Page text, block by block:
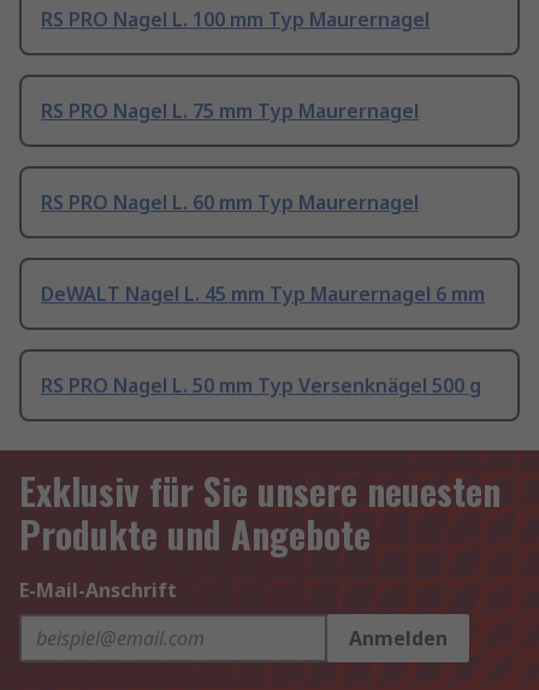
RS PRO Nagel L. 100 mm Typ Maurernagel
RS PRO Nagel L. 75 mm Typ Maurernagel
RS PRO Nagel L. 60 mm Typ Maurernagel
DeWALT Nagel L. 45 mm Typ Maurernagel 6 mm
RS PRO Nagel L. 50 mm Typ Versenknägel 500 g
Exklusiv für Sie unsere neuesten
Produkte und Angebote
E-Mail-Anschrift
Anmelden